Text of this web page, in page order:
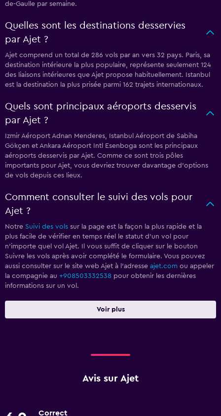
de-Gaulle par semaine.
Quelles sont les destinations desservies
par Ajet ?
Ajet comprend un total de 286 vols par an vers 32 pays. Paris, sa
destination intérieure la plus populaire, représente seulement 124
des liaisons intérieures que Ajet propose habituellement. Istanbul
est la destination la plus prisée parmi 162 trajets internationaux.
Quels sont principaux aéroports desservis
par Ajet ?
Izmir Aéroport Adnan Menderes, Istanbul Aéroport de Sabiha
Gökçen et Ankara Aéroport Intl Esenboga sont les principaux
aéroports desservis par Ajet. Comme ce sont trois pôles
importants pour Ajet, vous devriez trouver davantage d'options
de vols depuis ces lieux.
Comment consulter le suivi des vols pour
Ajet ?
Notre Suivi des vols sur la page est la façon la plus rapide et la
plus facile de vérifier en temps réel le statut d'un vol pour
n'importe quel vol Ajet. Il vous suffit de cliquer sur le bouton
Suivre les vols après avoir complété le formulaire. Vous pouvez
aussi consulter sur le site web Ajet à l'adresse ajet.com ou appeler
la compagnie au +908503332538 pour obtenir les dernières
informations sur un vol.
Voir plus
Avis sur Ajet
Correct